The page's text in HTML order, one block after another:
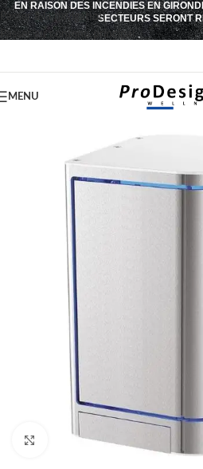
Passer à la navigation
Passer au contenu principal
EN RAISON DES INCENDIES EN
SECTEURS SERONT
MENU
Cliquez pour agrandir